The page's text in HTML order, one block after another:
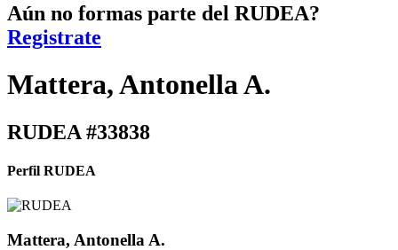
Aún no formas parte del RUDEA?
Registrate
Mattera, Antonella A.
RUDEA #33838
Perfil RUDEA
Mattera, Antonella A.